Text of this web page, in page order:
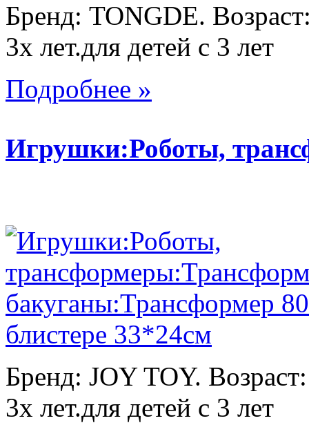
Бренд: TONGDE.
3х лет.для детей с 3 лет
Подробнее »
Игрушки:Роботы,
Бренд: JOY TOY.
3х лет.для детей с 3 лет